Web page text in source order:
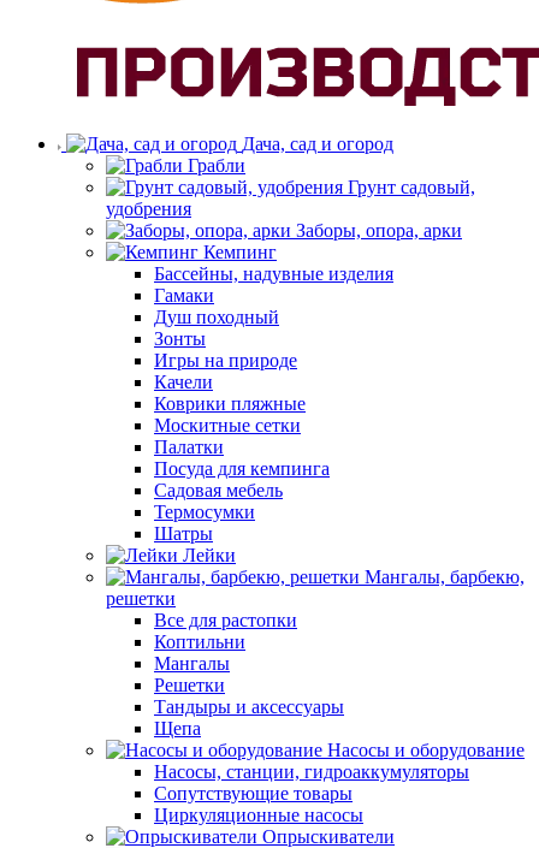
Дача, сад и огород
Грабли
Грунт садовый,
удобрения
Заборы, опора, арки
Кемпинг
Бассейны, надувные изделия
Гамаки
Душ походный
Зонты
Игры на природе
Качели
Коврики пляжные
Москитные сетки
Палатки
Посуда для кемпинга
Садовая мебель
Термосумки
Шатры
Лейки
Мангалы, барбекю,
решетки
Все для растопки
Коптильни
Мангалы
Решетки
Тандыры и аксессуары
Щепа
Насосы и оборудование
Насосы, станции, гидроаккумуляторы
Сопутствующие товары
Циркуляционные насосы
Опрыскиватели